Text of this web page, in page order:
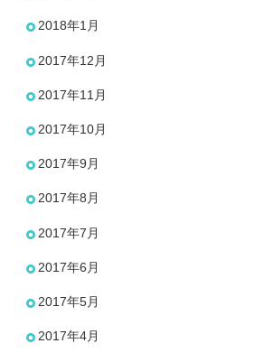
2018年1月
2017年12月
2017年11月
2017年10月
2017年9月
2017年8月
2017年7月
2017年6月
2017年5月
2017年4月